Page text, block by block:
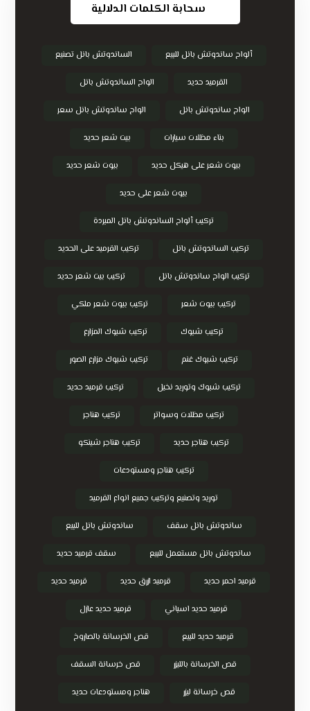
سحابة الكلمات الدلالية
ألواح ساندوتش بانل للبيع الساندوتش بانل تصنيع
القرميد حديد الواح الساندوتش بانل
الواح ساندوتش بانل الواح ساندوتش بانل سعر
بناء مظلات سيارات بيت شعر حديد
بيوت شعر على هيكل حديد بيوت شعر حديد
بيوت شعر على حديد
تركيب ألواح الساندوتش بانل المبردة
تركيب الساندوتش بانل تركيب القرميد على الحديد
تركيب الواح ساندوتش بانل تركيب بيت شعر حديد
تركيب بيوت شعر تركيب بيوت شعر ملكي
تركيب شبوك تركيب شبوك المزارع
تركيب شبوك غنم تركيب شبوك مزارع الصور
تركيب شبوك وتوريد نخيل تركيب قرميد حديد
تركيب مظلات وسواتر تركيب هناجر
تركيب هناجر حديد تركيب هناجر شينكو
تركيب هناجر ومستودعات
توريد وتصنيع وتركيب جميع انواع القرميد
ساندوتش بانل سقف ساندوتش بانل للبيع
ساندوتش بانل مستعمل للبيع سقف قرميد حديد
قرميد احمر حديد قرميد ازرق حديد قرميد حديد
قرميد حديد اسباني قرميد حديد عازل
قرميد حديد للبيع قص الخرسانة بالصاروخ
قص الخرسانة بالليزر قص خرسانة السقف
قص خرسانة ليزر هناجر ومستودعات حديد